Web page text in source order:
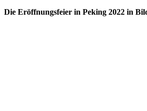
Die Eröffnungsfeier in Peking 2022 in